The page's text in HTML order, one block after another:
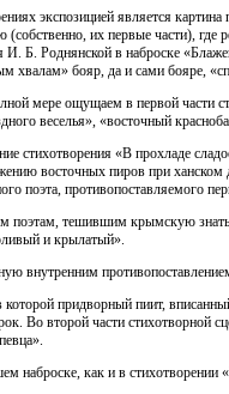
экспозицией является
(собственно, их первые части), где
И. Б. Роднянской в наброске
бояр, да и сами бояре,
мере ощущаем в первой части
веселья», «восточный
стихотворения «В прохладе
восточных пиров при ханском
поэта, противопоставляемого
поэтам, тешившим крымскую знать
и крылатый».
внутренним
которой придворный пиит,
Во второй части стихотворной
наброске, как и в